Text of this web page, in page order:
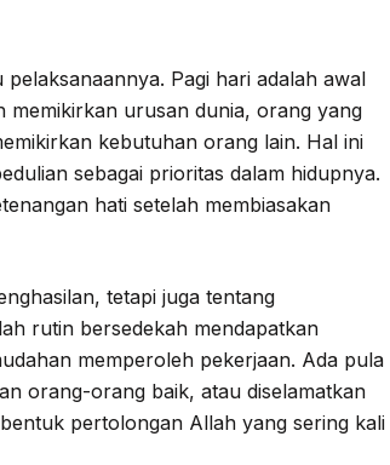
Pagi hari adalah awal
memikirkan urusan dunia, orang yang
kebutuhan orang lain. Hal ini
sebagai prioritas dalam hidupnya.
hati setelah membiasakan
tetapi juga tentang
rutin bersedekah mendapatkan
memperoleh pekerjaan. Ada pula
orang-orang baik, atau diselamatkan
pertolongan Allah yang sering kali